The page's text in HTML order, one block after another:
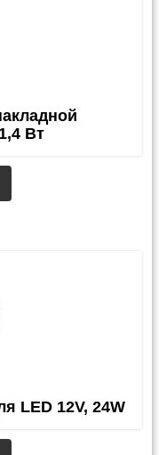
Вт
LED 12V, 24W